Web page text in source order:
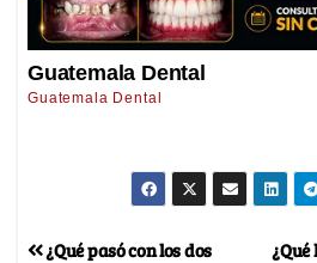
¿Qué pasó con los dos